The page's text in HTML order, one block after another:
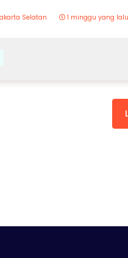
Selatan 1 minggu yang lalu